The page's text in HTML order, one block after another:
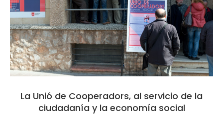
La Unió de Cooperadors, al servicio de la
ciudadanía y la economía social